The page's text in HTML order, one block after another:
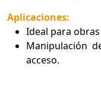
Aplicaciones:
Ideal para
Manipulación
acceso.